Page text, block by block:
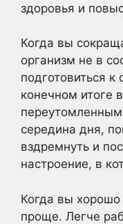
здоровья и
Когда вы
организм не в
подготовиться
конечном итоге
середина дня,
вздремнуть и
настроение, в
Когда вы хорошо
проще. Легче